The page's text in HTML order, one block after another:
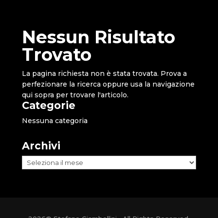
Nessun Risultato
Trovato
La pagina richiesta non è stata trovata. Prova a
perfezionare la ricerca oppure usa la navigazione
qui sopra per trovare l'articolo.
Categorie
Nessuna categoria
Archivi
Archivi